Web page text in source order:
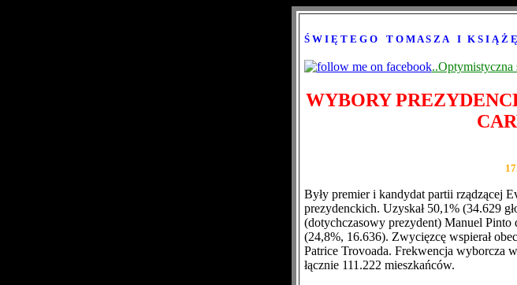
Ś W I Ę T E G O T O M A S Z A I-- K S I Ą Ż
..Optymistyczna
WYBORY
Były premier i kandydat partii rządzącej
prezydenckich. Uzyskał 50,1% (34.629
(dotychczasowy prezydent) Manuel Pinto
(24,8%, 16.636). Zwycięzcę wspierał
Patrice Trovoada. Frekwencja wyborcza
łącznie 111.222 mieszkańców.